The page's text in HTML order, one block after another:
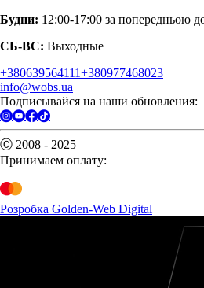
Будни: 12:00-17:00 за попередньою
СБ-ВС: Выходные
+380639564111+380977468023
info@wobs.ua
Подписывайся на наши обновления:
Ⓒ 2008 - 2025
Принимаем оплату:
Розробка Golden-Web Digital